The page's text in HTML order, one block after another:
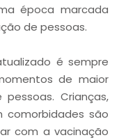
época marcada
de pessoas.
é sempre
de maior
Crianças,
comorbidades são
com a vacinação